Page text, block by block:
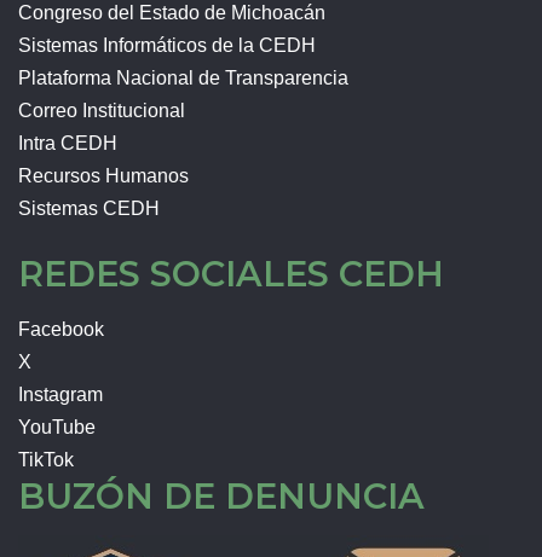
Congreso del Estado de Michoacán
Sistemas Informáticos de la CEDH
Plataforma Nacional de Transparencia
Correo Institucional
Intra CEDH
Recursos Humanos
Sistemas CEDH
REDES SOCIALES CEDH
Facebook
X
Instagram
YouTube
TikTok
BUZÓN DE DENUNCIA